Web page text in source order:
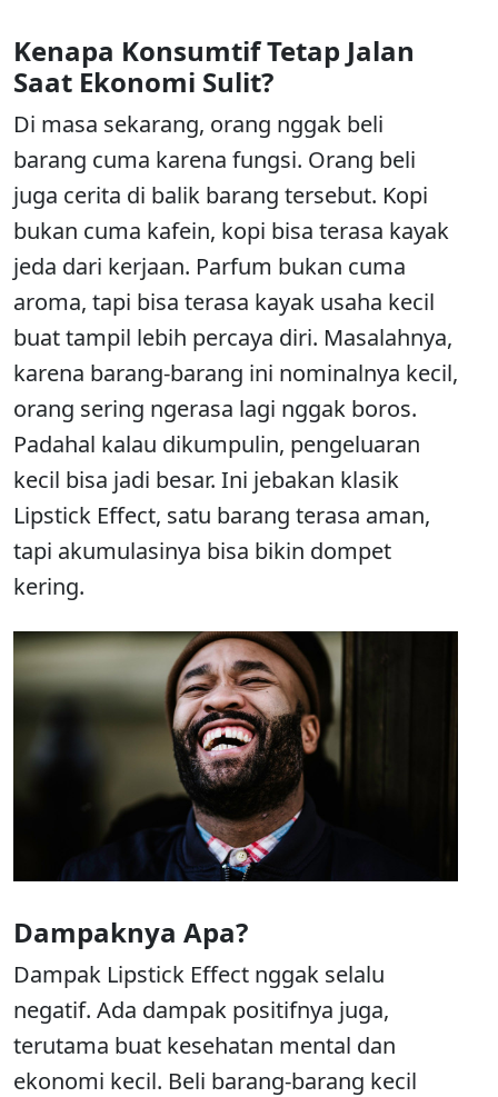
Kenapa Konsumtif Tetap Jalan
Saat Ekonomi Sulit?
Di masa sekarang, orang nggak beli
barang cuma karena fungsi. Orang beli
juga cerita di balik barang tersebut. Kopi
bukan cuma kafein, kopi bisa terasa kayak
jeda dari kerjaan. Parfum bukan cuma
aroma, tapi bisa terasa kayak usaha kecil
buat tampil lebih percaya diri. Masalahnya,
karena barang-barang ini nominalnya kecil,
orang sering ngerasa lagi nggak boros.
Padahal kalau dikumpulin, pengeluaran
kecil bisa jadi besar. Ini jebakan klasik
Lipstick Effect, satu barang terasa aman,
tapi akumulasinya bisa bikin dompet
kering.
Dampaknya Apa?
Dampak Lipstick Effect nggak selalu
negatif. Ada dampak positifnya juga,
terutama buat kesehatan mental dan
ekonomi kecil. Beli barang-barang kecil